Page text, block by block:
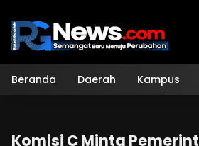
konten
Beranda Daerah Kampus
Komisi C Minta